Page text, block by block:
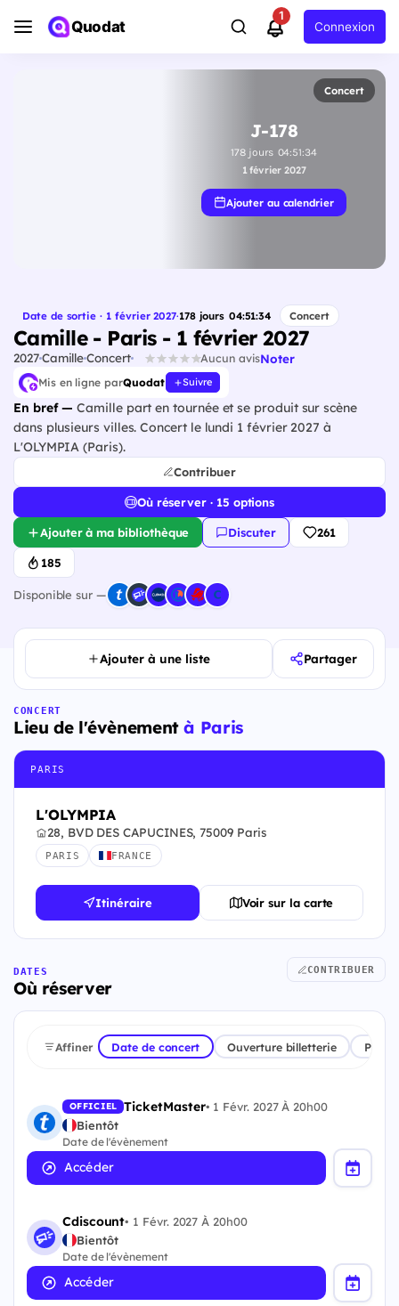
Quodat
1
Connexion
Concert
J-178
178jours 04:51:33
1 février 2027
Ajouter au calendrier
Date de sortie · 1 février 2027·178 jours 04:51:33 Concert
Camille - Paris - 1 février 2027
2027CamilleConcert Aucun avisNoter
Mis en ligne parQuodat Suivre
En bref — Camille part en tournée et se produit sur scène
dans plusieurs villes. Concert le lundi 1 février 2027 à
L'OLYMPIA (Paris).
Contribuer
Où réserver · 15 options
Ajouter à ma bibliothèque Discuter 261
185
Disponible sur —
Ajouter à une liste Partager
CONCERT
Lieu de l'évènementà Paris
PARIS
L'OLYMPIA
28, BVD DES CAPUCINES, 75009 Paris
PARIS FRANCE
Itinéraire Voir sur la carte
DATES
Où réserver
CONTRIBUER
Affiner Date de concert Ouverture billetterie
OFFICIEL TicketMaster• 1 Févr. 2027 À 20h00
Bientôt
Date de l'évènement
Accéder
Cdiscount• 1 Févr. 2027 À 20h00
Bientôt
Date de l'évènement
Accéder